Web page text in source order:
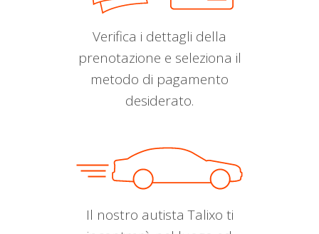
Verifica i dettagli della
prenotazione e seleziona il
metodo di pagamento
desiderato.
Il nostro autista Talixo ti